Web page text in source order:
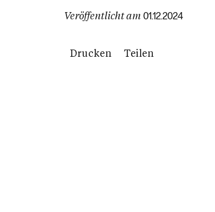
Veröffentlicht am 01.12.2024
Drucken Teilen